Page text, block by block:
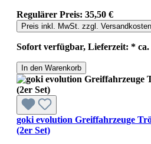
Regulärer Preis: 35,50 €
Preis inkl. MwSt. zzgl. Versandkosten
Sofort verfügbar, Lieferzeit: *
In den Warenkorb
goki evolution Greiffahrzeuge
(2er Set)